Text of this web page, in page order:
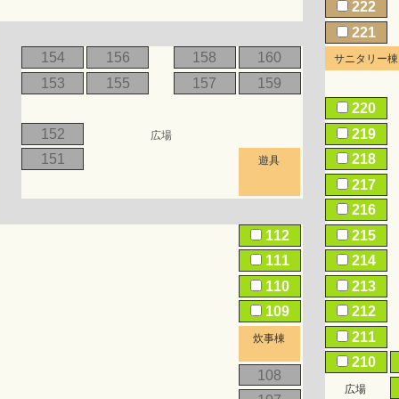
222
221
154
153
152
151
156
155
158
157
159
160
220
219
218
217
216
215
214
213
212
211
112
111
110
109
108
210
サニタリー棟
遊具
炊事棟
広場
広場